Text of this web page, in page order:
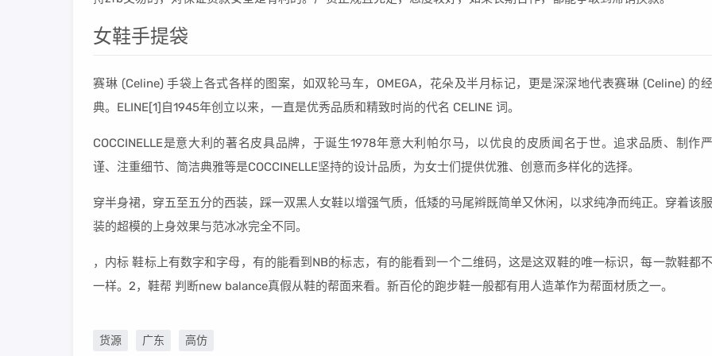
女鞋手提袋
赛琳 (Celine) 手袋上各式各样的图案，如双轮马车，OMEGA，花朵及半月标记，更是深深地代表赛琳 (Celine) 的经
典。ELINE[1]自1945年创立以来，一直是优秀品质和精致时尚的代名 CELINE 词。
COCCINELLE是意大利的著名皮具品牌，于诞生1978年意大利帕尔马，以优良的皮质闻名于世。追求品质、制作严
谨、注重细节、简洁典雅等是COCCINELLE坚持的设计品质，为女士们提供优雅、创意而多样化的选择。
穿半身裙，穿五至五分的西装，踩一双黑人女鞋以增强气质，低矮的马尾辫既简单又休闲，以求纯净而纯正。穿着该服
装的超模的上身效果与范冰冰完全不同。
，内标 鞋标上有数字和字母，有的能看到NB的标志，有的能看到一个二维码，这是这双鞋的唯一标识，每一款鞋都不
一样。2，鞋帮 判断new balance真假从鞋的帮面来看。新百伦的跑步鞋一般都有用人造革作为帮面材质之一。
货源 广东 高仿